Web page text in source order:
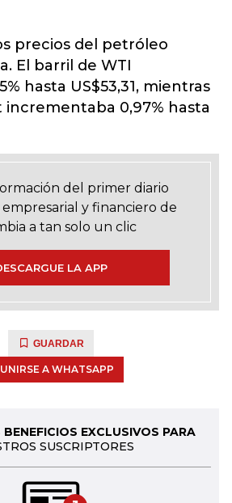
precios del petróleo
El barril de WTI
hasta US$53,31, mientras
0,97% hasta
del primer diario
y financiero de
a tan solo un clic
LA APP
GUARDAR
UNIRSE A WHATSAPP
EXCLUSIVOS PARA
SUSCRIPTORES